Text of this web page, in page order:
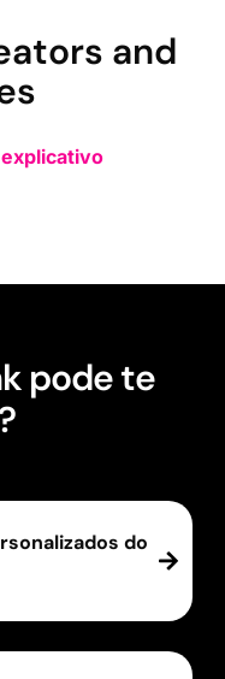
and
pode te
do